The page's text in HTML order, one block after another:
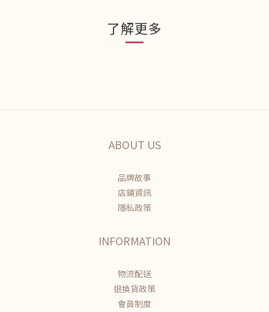
了解更多
ABOUT US
品牌故事
店鋪資訊
隱私政策
INFORMATION
物流配送
退換貨政策
會員制度